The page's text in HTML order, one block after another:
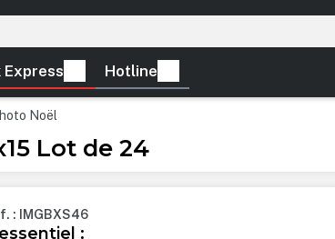
Express Hotline
Noël
Lot de 24
: IMGBXS46
: